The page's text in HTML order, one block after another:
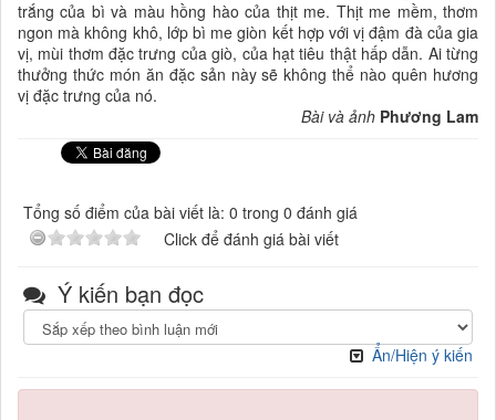
trắng của bì và màu hồng hào của thịt me. Thịt me mềm, thơm
ngon mà không khô, lớp bì me giòn kết hợp với vị đậm đà của gia
vị, mùi thơm đặc trưng của giò, của hạt tiêu thật hấp dẫn. Ai từng
thưởng thức món ăn đặc sản này sẽ không thể nào quên hương
vị đặc trưng của nó.
Bài và ảnh Phương Lam
Tổng số điểm của bài viết là: 0 trong 0 đánh giá
Click để đánh giá bài viết
Ý kiến bạn đọc
Ẩn/Hiện ý kiến